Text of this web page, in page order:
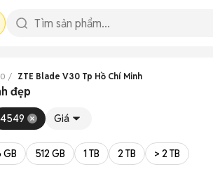
ZTE Blade V30 Tp Hồ Chí Minh
đẹp
4549 Giá
GB 512 GB 1 TB 2 TB > 2 TB